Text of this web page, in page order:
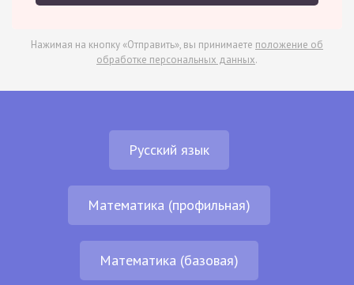
Нажимая на кнопку «Отправить», вы принимаете положение об
обработке персональных данных.
Русский язык
Математика (профильная)
Математика (базовая)